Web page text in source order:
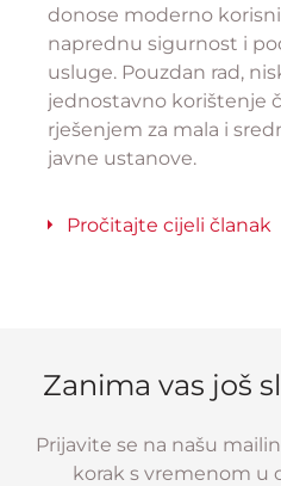
donose moderno
naprednu sigurnost i
usluge. Pouzdan rad,
jednostavno korištenje
rješenjem za mala i
javne ustanove.
Pročitajte cijeli članak
Zanima vas još
Prijavite se na našu
korak s vremenom u